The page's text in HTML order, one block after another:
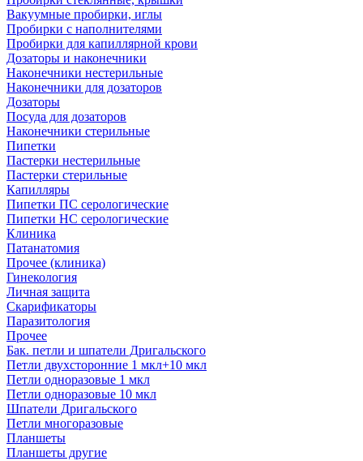
Вакуумные пробирки, иглы
Пробирки с наполнителями
Пробирки для капиллярной крови
Дозаторы и наконечники
Наконечники нестерильные
Наконечники для дозаторов
Дозаторы
Посуда для дозаторов
Наконечники стерильные
Пипетки
Пастерки нестерильные
Пастерки стерильные
Капилляры
Пипетки ПС серологические
Пипетки НС серологические
Клиника
Патанатомия
Прочее (клиника)
Гинекология
Личная защита
Скарификаторы
Паразитология
Прочее
Бак. петли и шпатели Дригальского
Петли двухсторонние 1 мкл+10 мкл
Петли одноразовые 1 мкл
Петли одноразовые 10 мкл
Шпатели Дригальского
Петли многоразовые
Планшеты
Планшеты другие